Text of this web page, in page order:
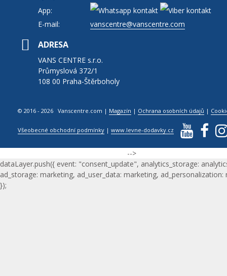
App:
E-mail:
vanscentre@vanscentre.com
ADRESA
VANS CENTRE s.r.o.
Průmyslová 372/1
108 00 Praha-Štěrboholy
© 2016 - 2026 Vanscentre.com | Magazín | Ochrana osobních údajů |
Všeobecné obchodní podmínky |www.levne-dodavky.cz
-->
dataLayer.push({ event: "consent_update", analytics_storage:
ad_storage: marketing, ad_user_data: marketing, ad_personalization:
});